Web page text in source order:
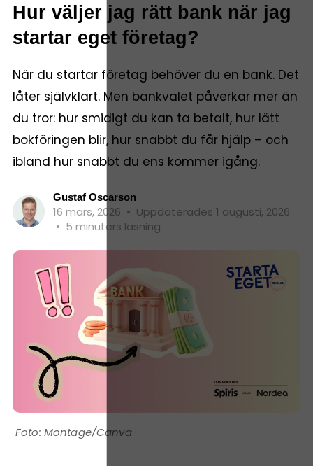
Hur väljer jag rätt bank när jag
startar eget företag?
När du startar företag behöver du en bank. Det
låter självklart. Men bankvalet påverkar mer än
du tror: hur smidigt du kan ta betalt, hur lätt
bokföringen blir, hur snabbt du får hjälp – och
ibland hur snabbt du ens kommer igång.
Gustaf Oscarson
16 mars, 2026 • Uppdaterades 1 augusti, 2026
• 5 minuters läsning
Montage/Canva